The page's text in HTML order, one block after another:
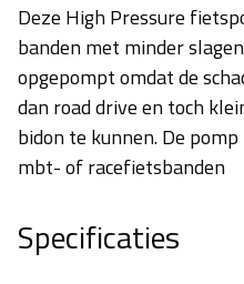
Deze High Pressure
banden met minder
opgepompt omdat de
dan road drive en toch
bidon te kunnen. De
mbt- of racefietsbanden
Specificaties